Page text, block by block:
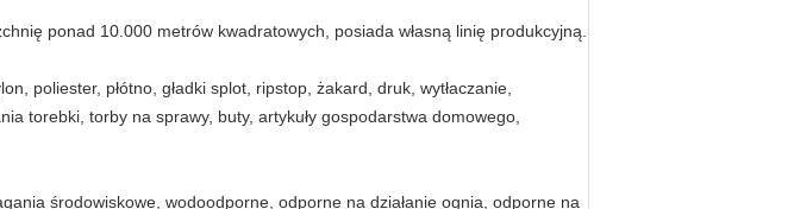
ponad 10.000 metrów kwadratowych, posiada własną linię produkcyjną.
poliester, płótno, gładki splot, ripstop, żakard, druk, wytłaczanie,
torebki, torby na sprawy, buty, artykuły gospodarstwa domowego,
środowiskowe, wodoodporne, odporne na działanie ognia, odporne na